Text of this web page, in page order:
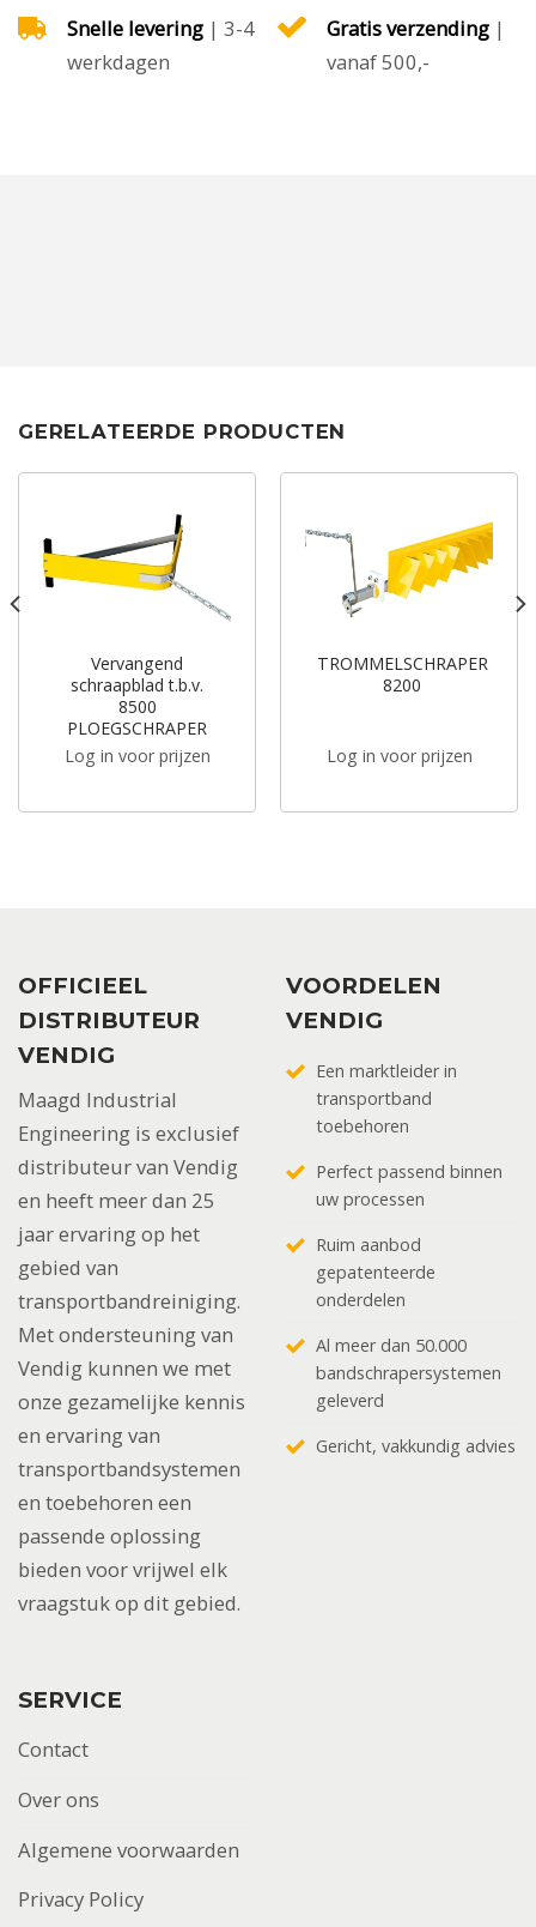
Snelle levering| 3-4
werkdagen
Gratis verzending|
vanaf 500,-
GERELATEERDE PRODUCTEN
Vervangend
schraapblad t.b.v.
8500
PLOEGSCHRAPER
Log in voor prijzen
TROMMELSCHRAPER
8200
Log in voor prijzen
OFFICIEEL
DISTRIBUTEUR
VENDIG
Maagd Industrial
Engineering is exclusief
distributeur van Vendig
en heeft meer dan 25
jaar ervaring op het
gebied van
transportbandreiniging.
Met ondersteuning van
Vendig kunnen we met
onze gezamelijke kennis
en ervaring van
transportbandsystemen
en toebehoren een
passende oplossing
bieden voor vrijwel elk
vraagstuk op dit gebied.
VOORDELEN
VENDIG
Een marktleider in
transportband
toebehoren
Perfect passend binnen
uw processen
Ruim aanbod
gepatenteerde
onderdelen
Al meer dan 50.000
bandschrapersystemen
geleverd
Gericht, vakkundig advies
SERVICE
Contact
Over ons
Algemene voorwaarden
Privacy Policy